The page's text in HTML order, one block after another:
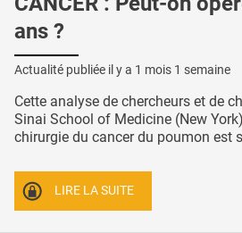
ans ?
Actualité publiée il y a 1 mois 1 semaine
Cette analyse de chercheurs et de
Sinai School of Medicine (New
chirurgie du cancer du poumon est
LIRE LA SUITE